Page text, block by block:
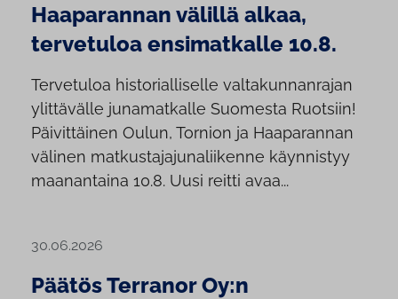
Haaparannan välillä alkaa,
tervetuloa ensimatkalle 10.8.
Tervetuloa historialliselle valtakunnanrajan
ylittävälle junamatkalle Suomesta Ruotsiin!
Päivittäinen Oulun, Tornion ja Haaparannan
välinen matkustajajunaliikenne käynnistyy
maanantaina 10.8. Uusi reitti avaa...
30.06.2026
Päätös Terranor Oy:n